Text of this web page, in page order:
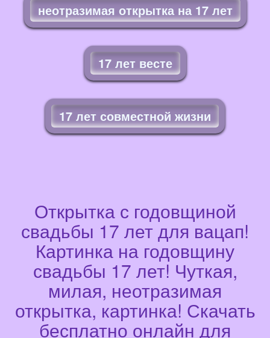
неотразимая открытка на 17 лет
17 лет весте
17 лет совместной жизни
Открытка с годовщиной
свадьбы 17 лет для вацап!
Картинка на годовщину
свадьбы 17 лет! Чуткая,
милая, неотразимая
открытка, картинка! Скачать
бесплатно онлайн для